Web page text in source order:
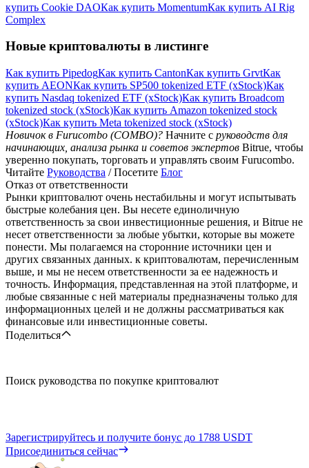
купить Cookie DAOКак купить MomentumКак купить AI Rig
Complex
Новые криптовалюты в листинге
Как купить PipedogКак купить CantonКак купить GrvtКак
купить AEONКак купить SP500 tokenized ETF (xStock)Как
купить Nasdaq tokenized ETF (xStock)Как купить Broadcom
tokenized stock (xStock)Как купить Amazon tokenized stock
(xStock)Как купить Meta tokenized stock (xStock)
Новичок в Furucombo (COMBO)? Начните с руководств для
начинающих, анализа рынка и советов экспертов Bitrue, чтобы
уверенно покупать, торговать и управлять своим Furucombo.
Читайте Руководства / Посетите Блог
Отказ от ответственности
Рынки криптовалют очень нестабильны и могут испытывать
быстрые колебания цен. Вы несете единоличную
ответственность за свои инвестиционные решения, и Bitrue не
несет ответственности за любые убытки, которые вы можете
понести. Мы полагаемся на сторонние источники цен и
других связанных данных. к криптовалютам, перечисленным
выше, и мы не несем ответственности за ее надежность и
точность. Информация, представленная на этой платформе, и
любые связанные с ней материалы предназначены только для
информационных целей и не должны рассматриваться как
финансовые или инвестиционные советы.
Поделиться
Поиск руководства по покупке криптовалют
Зарегистрируйтесь и получите бонус до 1788 USDT
Присоединиться сейчас